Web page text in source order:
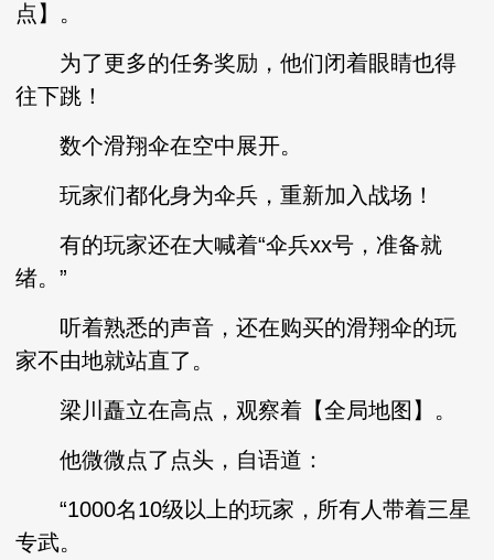
点】。
为了更多的任务奖励，他们闭着眼睛也得
往下跳！
数个滑翔伞在空中展开。
玩家们都化身为伞兵，重新加入战场！
有的玩家还在大喊着“伞兵xx号，准备就
绪。”
听着熟悉的声音，还在购买的滑翔伞的玩
家不由地就站直了。
梁川矗立在高点，观察着【全局地图】。
他微微点了点头，自语道：
“1000名10级以上的玩家，所有人带着三星
专武。